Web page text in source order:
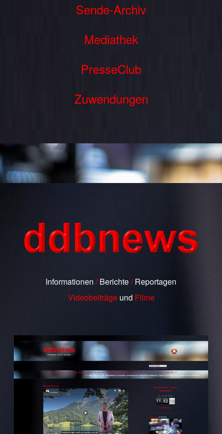
Sende-Archiv
Mediathek
PresseClub
Zuwendungen
Informationen /Berichte/Reportagen
Videobeiträge und Filme